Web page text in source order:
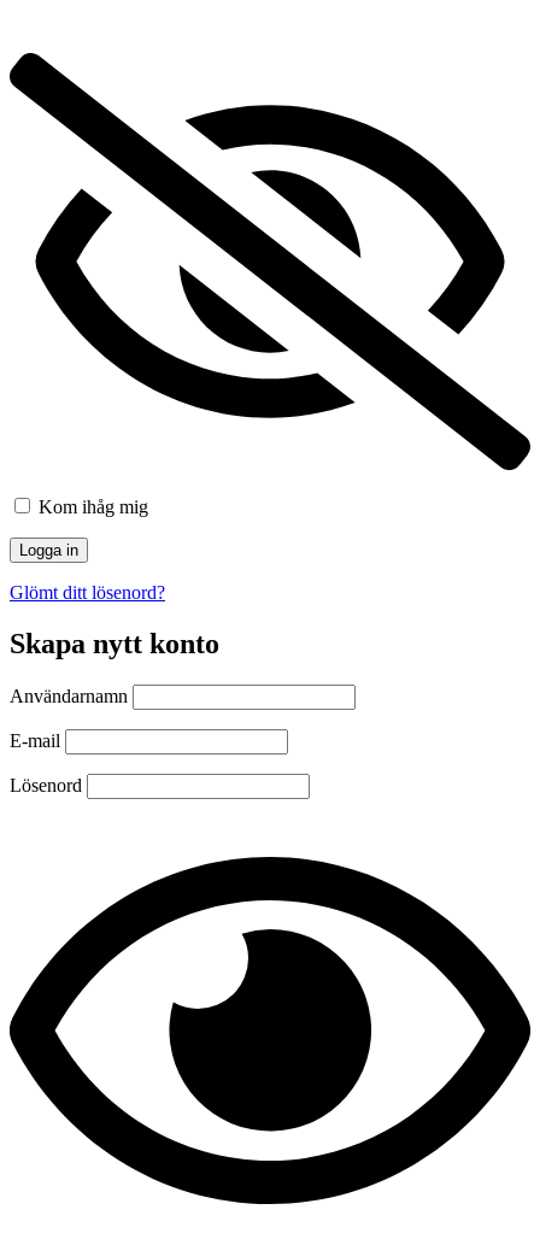
Kom ihåg mig
Glömt ditt lösenord?
Skapa nytt konto
Användarnamn
E-mail
Lösenord